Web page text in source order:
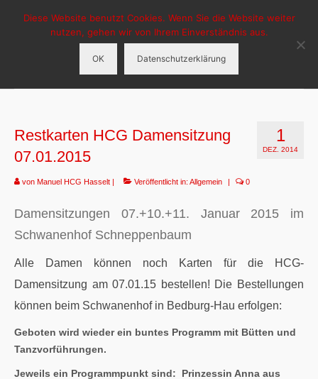
HCG-Hasselt
Aktuelles 1
DEZ. 2014
Restkarten HCG Damensitzung
07.01.2015
von Manuel HCG Hasselt | Veröffentlicht in: Allgemein | 0
Damensitzungen 07.+10.+11. Januar 2015 im
Schwanenhof Schneppenbaum
Alle Damen können noch Karten für die HCG-
Damensitzung am 07.01.15 bestellen! Die Bestellungen
können beim Schwanenhof in Bedburg-Hau erfolgen:
Geboten wird wieder ein buntes Programm mit Bütten und
Tanzvorführungen.
Jeweils ein Programmpunkt sind: Prinzessin Anna aus
Diese Website benutzt Cookies. Wenn Sie die Website weiter
nutzen, gehen wir von Ihrem Einverständnis aus.
OK Datenschutzerklärung